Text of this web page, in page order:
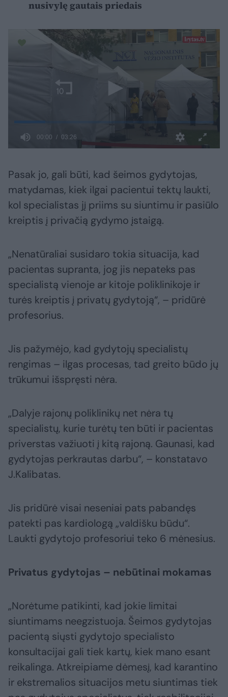
nusivylę gautais priedais
Pasak jo, gali būti, kad šeimos gydytojas,
matydamas, kiek ilgai pacientui tektų laukti,
kol specialistas jį priims su siuntimu ir pasiūlo
kreiptis į privačią gydymo įstaigą.
„Nenatūraliai susidaro tokia situacija, kad
pacientas supranta, jog jis nepateks pas
specialistą vienoje ar kitoje poliklinikoje ir
turės kreiptis į privatų gydytoją“, – pridūrė
profesorius.
Jis pažymėjo, kad gydytojų specialistų
rengimas – ilgas procesas, tad greito būdo jų
trūkumui išspręsti nėra.
„Dalyje rajonų poliklinikų net nėra tų
specialistų, kurie turėtų ten būti ir pacientas
priverstas važiuoti į kitą rajoną. Gaunasi, kad
gydytojas perkrautas darbu“, – konstatavo
J.Kalibatas.
Jis pridūrė visai neseniai pats pabandęs
patekti pas kardiologą „valdišku būdu“.
Laukti gydytojo profesoriui teko 6 mėnesius.
Privatus gydytojas – nebūtinai mokamas
„Norėtume patikinti, kad jokie limitai
siuntimams neegzistuoja. Šeimos gydytojas
pacientą siųsti gydytojo specialisto
konsultacijai gali tiek kartų, kiek mano esant
reikalinga. Atkreipiame dėmesį, kad karantino
ir ekstremalios situacijos metu siuntimas tiek